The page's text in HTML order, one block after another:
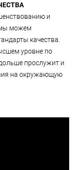
и
мы можем
качества.
уровне по
прослужит и
на окружающую